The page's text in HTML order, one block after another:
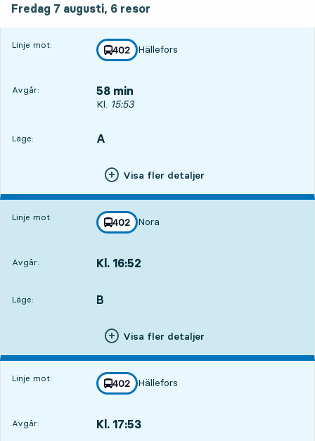
Fredag 7 augusti, 6 resor
Linje mot: linje
402
mot
Hällefors
,
Avgår: 58 min
Avgår, Kl. 15:53, om 58 min
Kl. 15:53
Läge:
LÄGE, A
,
Visa fler detaljer
Linje mot: linje
402
mot
Nora
,
Avgår: Kl. 16:52
Läge:
LÄGE, B
,
Visa fler detaljer
Linje mot: linje
402
mot
Hällefors
,
Avgår: Kl. 17:53